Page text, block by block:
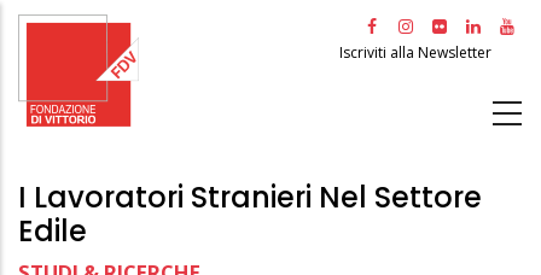
Salta
principale
Iscriviti alla Newsletter
I Lavoratori Stranieri Nel Settore
Edile